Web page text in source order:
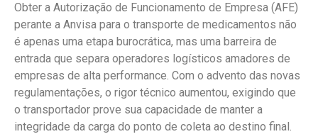
Obter a Autorização de Funcionamento de Empresa (AFE)
perante a Anvisa para o transporte de medicamentos não
é apenas uma etapa burocrática, mas uma barreira de
entrada que separa operadores logísticos amadores de
empresas de alta performance. Com o advento das novas
regulamentações, o rigor técnico aumentou, exigindo que
o transportador prove sua capacidade de manter a
integridade da carga do ponto de coleta ao destino final.